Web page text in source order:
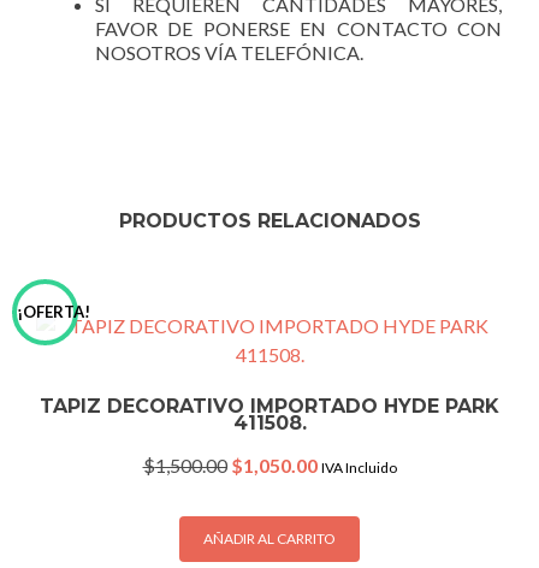
FAVOR DE PONERSE EN CONTACTO CON
NOSOTROS VÍA TELEFÓNICA.
PRODUCTOS RELACIONADOS
¡OFERTA!
TAPIZ DECORATIVO IMPORTADO HYDE PARK
411508.
$1,500.00 Original
was:
$1,500.00.
$1,050.00Current
is:
$1,050.00.
IVA Incluido
AÑADIR AL CARRITO